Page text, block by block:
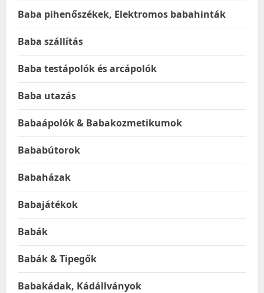
Baba pihenőszékek, Elektromos babahinták
Baba szállítás
Baba testápolók és arcápolók
Baba utazás
Babaápolók & Babakozmetikumok
Bababútorok
Babaházak
Babajátékok
Babák
Babák & Tipegők
Babakádak, Kádállványok